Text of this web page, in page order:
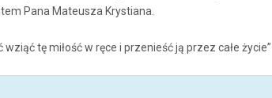
Pana Mateusza Krystiana.
tę miłość w ręce i przenieść ją przez całe